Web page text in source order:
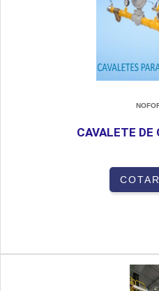
CAVALETE DE